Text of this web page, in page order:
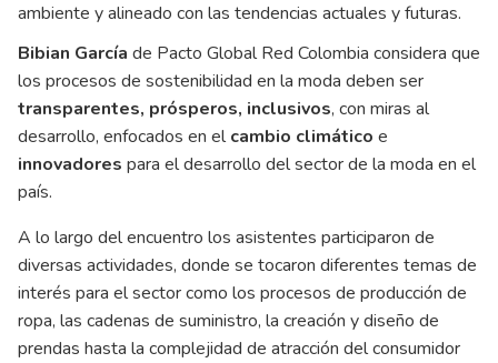
ambiente y alineado con las tendencias actuales y futuras.
Bibian García de Pacto Global Red Colombia considera que
los procesos de sostenibilidad en la moda deben ser
transparentes, prósperos, inclusivos, con miras al
desarrollo, enfocados en elcambio climático e
innovadores para el desarrollo del sector de la moda en el
país.
A lo largo del encuentro los asistentes participaron de
diversas actividades, donde se tocaron diferentes temas de
interés para el sector como los procesos de producción de
ropa, las cadenas de suministro, la creación y diseño de
prendas hasta la complejidad de atracción del consumidor